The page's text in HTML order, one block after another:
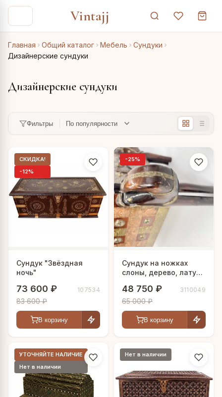
Vintajj
Главная Общий каталог Мебель
Сундуки
Дизайнерские сундуки
Дизайнерские сундуки
Фильтры
СКИДКА!
-12%
Сундук "Звёздная
ночь"
73 600 ₽
83 600 ₽
107534
В корзину
-25%
Сундук на ножках
слоны, дерево, латунь
48 750 ₽
65 000 ₽
3110049
В корзину
УТОЧНЯЙТЕ НАЛИЧИЕ
Нет в наличии
Нет в наличии